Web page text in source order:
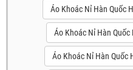
Áo Khoác Nỉ Hàn Quốc
Áo Khoác Nỉ Hàn
Áo Khoác Nỉ Hàn Quốc